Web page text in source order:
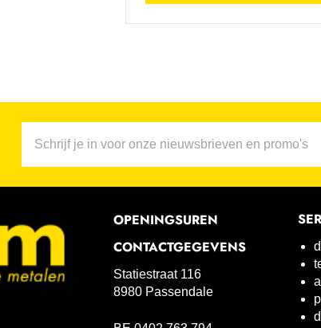
OPENINGSUREN
CONTACTGEGEVENS
Statiestraat 116
8980 Passendale